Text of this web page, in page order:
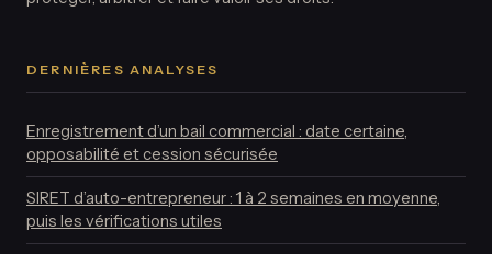
DERNIÈRES ANALYSES
Enregistrement d’un bail commercial : date certaine,
opposabilité et cession sécurisée
SIRET d’auto-entrepreneur : 1 à 2 semaines en moyenne,
puis les vérifications utiles